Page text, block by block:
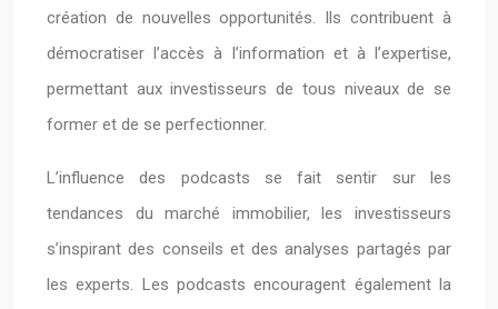
création de nouvelles opportunités. Ils contribuent à
démocratiser l’accès à l’information et à l’expertise,
permettant aux investisseurs de tous niveaux de se
former et de se perfectionner.
L’influence des podcasts se fait sentir sur les
tendances du marché immobilier, les investisseurs
s’inspirant des conseils et des analyses partagés par
les experts. Les podcasts encouragent également la